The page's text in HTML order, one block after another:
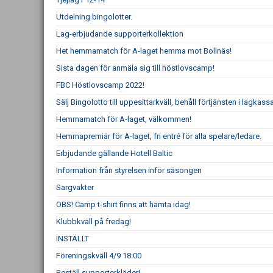
Utdelning bingolotter.
Lag-erbjudande supporterkollektion
Het hemmamatch för A-laget hemma mot Bollnäs!
Sista dagen för anmäla sig till höstlovscamp!
FBC Höstlovscamp 2022!
Sälj Bingolotto till uppesittarkväll, behåll förtjänsten i
Hemmamatch för A-laget, välkommen!
Hemmapremiär för A-laget, fri entré för alla spelare/ledare.
Erbjudande gällande Hotell Baltic
Information från styrelsen inför säsongen
Sargvakter
OBS! Camp t-shirt finns att hämta idag!
Klubbkväll på fredag!
INSTÄLLT
Föreningskväll 4/9 18:00